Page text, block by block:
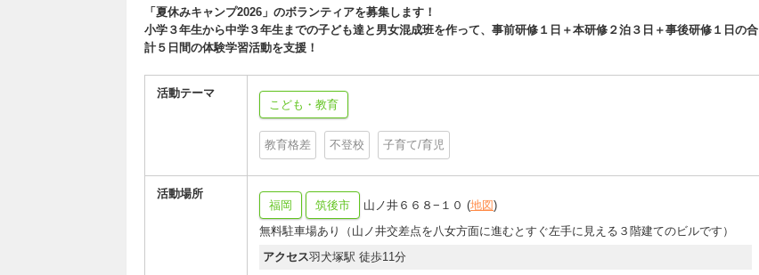
「夏休みキャンプ2026」のボランティアを募集します！
小学３年生から中学３年生までの子ども達と男女混成班を作って、事前研修１日＋本研修２泊３日＋事後研修１日の合
計５日間の体験学習活動を支援！
活動テーマ
こども・教育
教育格差 不登校 子育て/育児
活動場所
福岡
筑後市 山ノ井６６８−１０ (地図)
無料駐車場あり（山ノ井交差点を八女方面に進むとすぐ左手に見える３階建てのビルです）
アクセス羽犬塚駅 徒歩11分